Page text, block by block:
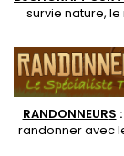
survie nature,
RANDONNEURS :
randonner avec